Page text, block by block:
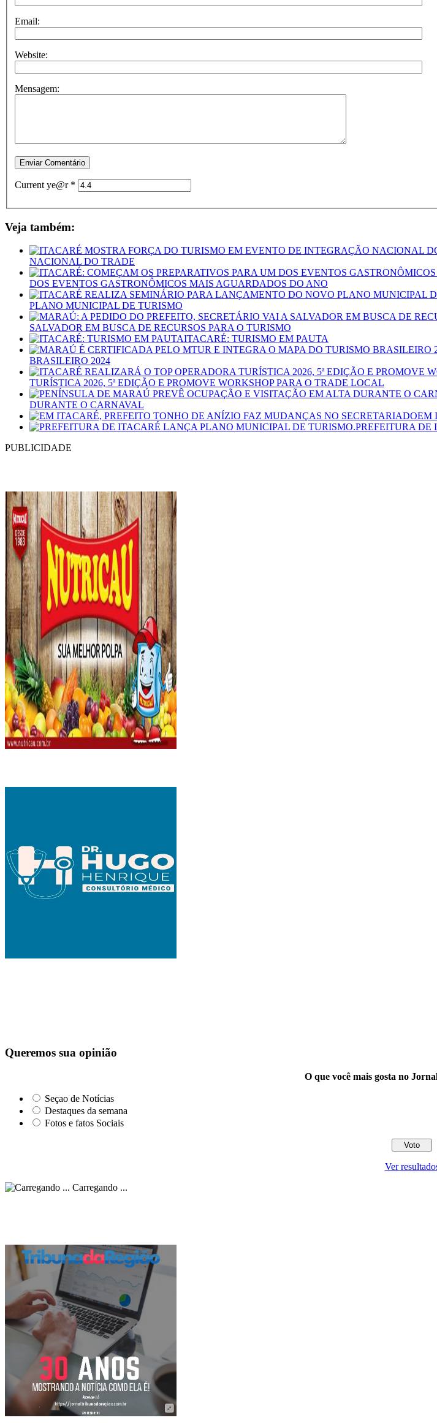
Email:
Website:
Mensagem:
Current ye@r *
Veja também:
NACIONAL DO TRADE
DOS EVENTOS GASTRONÔMICOS MAIS AGUARDADOS DO ANO
PLANO MUNICIPAL DE TURISMO
SALVADOR EM BUSCA DE RECURSOS PARA O TURISMO
ITACARÉ: TURISMO EM PAUTA
BRASILEIRO 2024
TURÍSTICA 2026, 5ª EDIÇÃO E PROMOVE WORKSHOP PARA O TRADE LOCAL
DURANTE O CARNAVAL
EM
PREFEITURA DE
PUBLICIDADE
Queremos sua opinião
O que você mais gosta no
Seçao de Notícias
Destaques da semana
Fotos e fatos Sociais
Ver
Carregando ...